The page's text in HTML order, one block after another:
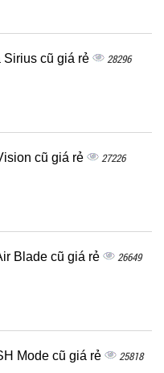
Sirius cũ giá rẻ 28296
cũ giá rẻ 27226
Blade cũ giá rẻ 26649
Mode cũ giá rẻ 25818